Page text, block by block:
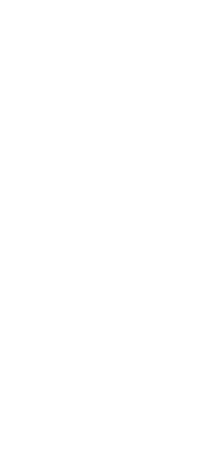
עם המילה ישתבח ותליון